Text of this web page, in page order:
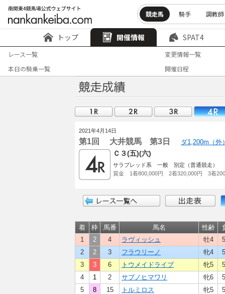
競走馬 騎手 調教師
トップ 開催情報 SPAT4
レース一覧
変更情報一覧
本日の騎乗一覧
開催日程
2021年4月14日
第1回 大井競馬 第3日 ダ1,200m（外
Ｃ３(五)(六)
サラブレッド系 一般 別定（普通競走）
賞金 1着800,000円 2着320,000円 3着
着 枠 馬番 馬名 性齢
1
2 4 ラヴィッシュ 牡4
2
2 3 フラウリーノ 牝4
3
3 6 トウメイドライブ 牝5
4
1 2 サブノヒマワリ 牝6
5
8 15 トルミロス 牝5